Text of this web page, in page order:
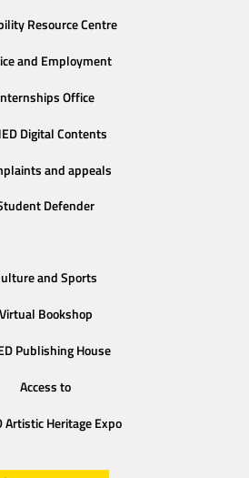
Resource Centre
and Employment
Office
Digital Contents
and appeals
Defender
and Sports
Virtual Bookshop
Publishing House
Access to
Artistic Heritage Expo